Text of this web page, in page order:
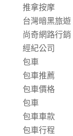
推拿按摩
台灣暗黑旅遊
尚奇網路行銷
經紀公司
包車
包車推薦
包車價格
包車
包車車款
包車行程